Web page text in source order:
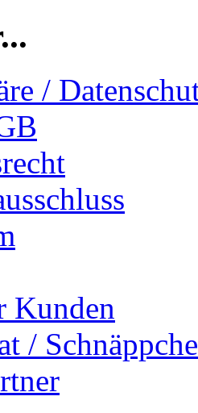
/
Kunden
/